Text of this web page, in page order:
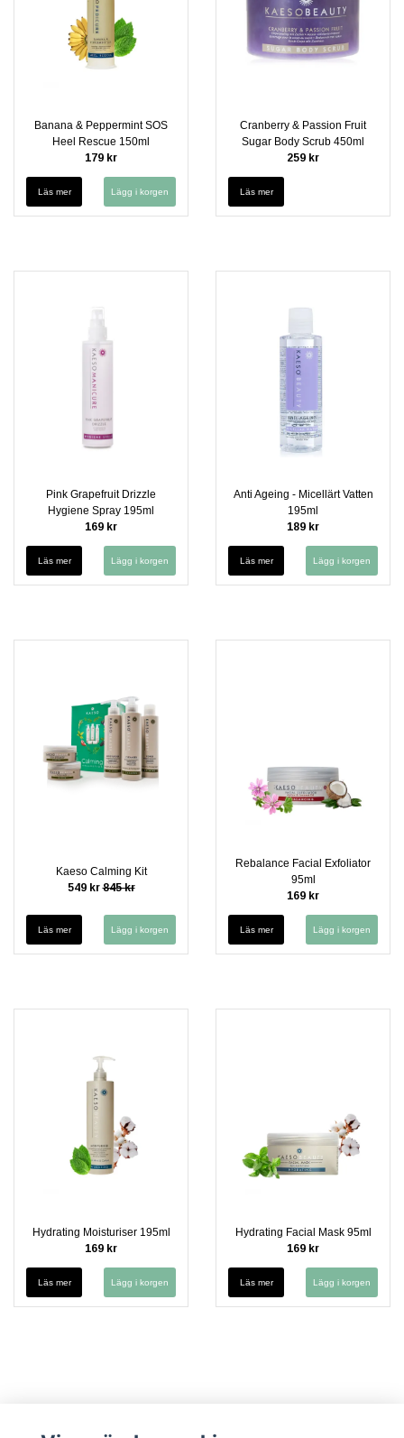
Banana & Peppermint SOS
Heel Rescue 150ml
179 kr
Läs mer
Cranberry & Passion Fruit
Sugar Body Scrub 450ml
259 kr
Läs mer
Pink Grapefruit Drizzle
Hygiene Spray 195ml
169 kr
Läs mer
Anti Ageing - Micellärt Vatten
195ml
189 kr
Läs mer
Kaeso Calming Kit
549 kr845 kr
Läs mer
Rebalance Facial Exfoliator
95ml
169 kr
Läs mer
Hydrating Moisturiser 195ml
169 kr
Läs mer
Hydrating Facial Mask 95ml
169 kr
Läs mer